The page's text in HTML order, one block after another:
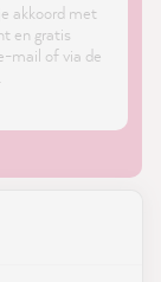
akkoord met
en gratis
mail of via de